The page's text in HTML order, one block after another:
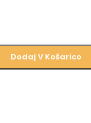
Dodaj V Košarico